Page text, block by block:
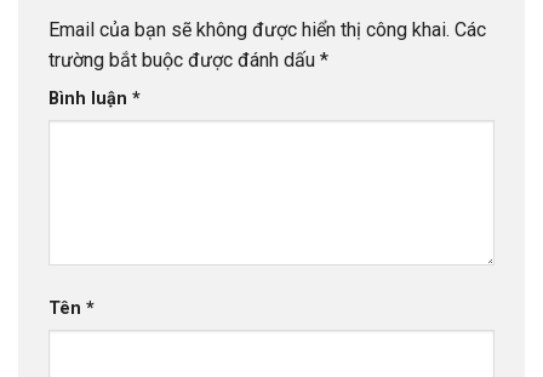
Email của bạn sẽ không được hiển thị công khai. Các
trường bắt buộc được đánh dấu *
Bình luận *
Tên *